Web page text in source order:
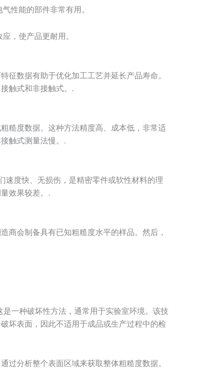
性能的部件非常有用。
，使产品更耐用。
征数据有助于优化加工工艺并延长产品寿命。
触式和非接触式。.
糙度数据。这种方法精度高、成本低，非常适
触式测量法慢。.
速度快、无损伤，是精密零件或软性材料的理
效果较差。.
商会制备具有已知粗糙度水平的样品。然后，
一种破坏性方法，通常用于实验室环境。该技
坏表面，因此不适用于成品或生产过程中的检
过分析整个表面区域来获取整体粗糙度数据。